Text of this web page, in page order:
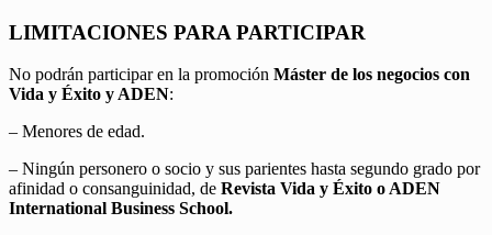
LIMITACIONES PARA PARTICIPAR
No podrán participar en la promoción Máster de los negocios con
Vida y Éxito y ADEN:
– Menores de edad.
– Ningún personero o socio y sus parientes hasta segundo grado por
afinidad o consanguinidad, de Revista Vida y Éxito o ADEN
International Business School.